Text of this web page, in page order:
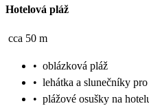
Hotelová pláž
cca 50 m
• oblázková pláž
• lehátka a slunečníky
• plážové osušky na